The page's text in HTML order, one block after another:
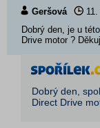
Geršová
Dobrý den, je u
Drive motor ?
Dobrý den,
Direct Drive